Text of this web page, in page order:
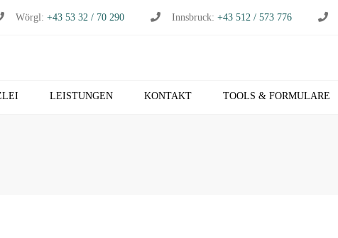
Wörgl: +43 53 32 / 70 290 Innsbruck: +43 512 / 573 776
LEISTUNGEN KONTAKT TOOLS & FORMULARE